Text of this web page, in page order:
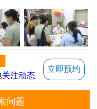
关注动态
立即预约
问题